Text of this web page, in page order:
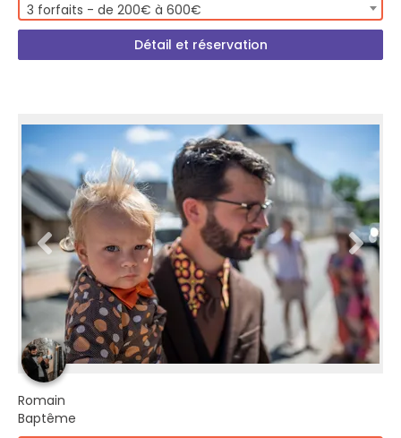
3 forfaits - de 200€ à 600€
Détail et réservation
Romain
Baptême